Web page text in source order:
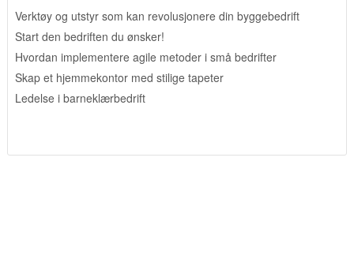
Verktøy og utstyr som kan revolusjonere din byggebedrift
Start den bedriften du ønsker!
Hvordan implementere agile metoder i små bedrifter
Skap et hjemmekontor med stilige tapeter
Ledelse i barneklærbedrift